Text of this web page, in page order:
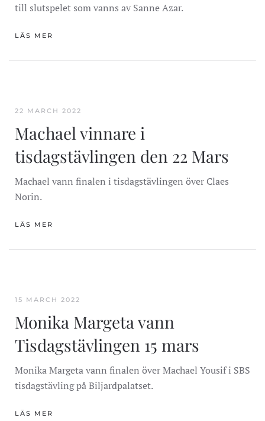
till slutspelet som vanns av Sanne Azar.
LÄS MER
22 MARCH 2022
Machael vinnare i
tisdagstävlingen den 22 Mars
Machael vann finalen i tisdagstävlingen över Claes
Norin.
LÄS MER
15 MARCH 2022
Monika Margeta vann
Tisdagstävlingen 15 mars
Monika Margeta vann finalen över Machael Yousif i SBS
tisdagstävling på Biljardpalatset.
LÄS MER